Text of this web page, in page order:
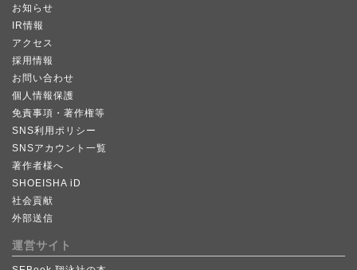
お知らせ
IR情報
アクセス
採用情報
お問い合わせ
個人情報保護
免責事項・著作権等
SNS利用ポリシー
SNSアカウント一覧
著作者様へ
SHOEISHA iD
社会貢献
外部送信
運営サイト